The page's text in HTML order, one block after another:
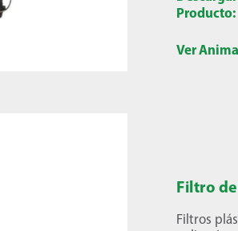
Producto:
Ver
Filtro
Filtros